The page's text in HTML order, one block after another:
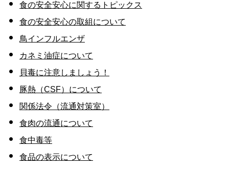
食の安全安心に関するトピックス
食の安全安心の取組について
鳥インフルエンザ
カネミ油症について
貝毒に注意しましょう！
豚熱（CSF）について
関係法令（流通対策室）
食肉の流通について
食中毒等
食品の表示について